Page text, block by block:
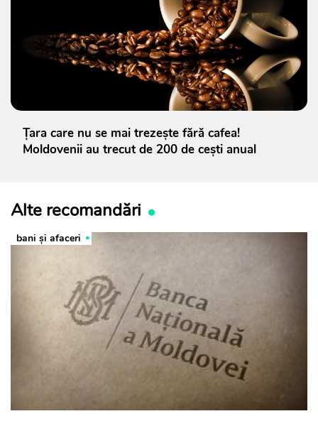
Țara care nu se mai trezește fără cafea!
Moldovenii au trecut de 200 de cești anual
Alte recomandări
bani și afaceri